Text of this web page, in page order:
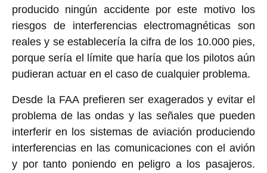
producido ningún accidente por este motivo los
riesgos de interferencias electromagnéticas son
reales y se establecería la cifra de los 10.000 pies,
porque sería el límite que haría que los pilotos aún
pudieran actuar en el caso de cualquier problema.
Desde la FAA prefieren ser exagerados y evitar el
problema de las ondas y las señales que pueden
interferir en los sistemas de aviación produciendo
interferencias en las comunicaciones con el avión
y por tanto poniendo en peligro a los pasajeros.